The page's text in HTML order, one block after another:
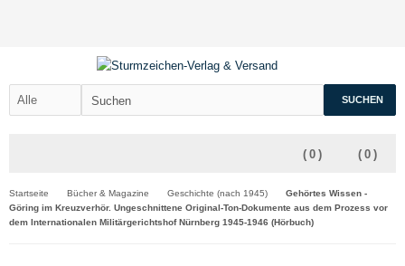
SUCHEN
( 0 )
( 0 )
Startseite Bücher & Magazine Geschichte (nach 1945)
Gehörtes Wissen -
Göring im Kreuzverhör. Ungeschnittene Original-Ton-Dokumente aus dem Prozess vor
dem Internationalen Militärgerichtshof Nürnberg 1945-1946 (Hörbuch)